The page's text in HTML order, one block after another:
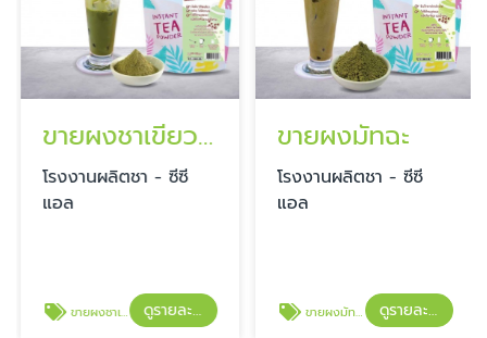
ขายผงชาเขียว สูตรมัทฉะ
โรงงานผลิตชา - ซีซี
แอล
ขายผงชาเขียว สูตรมัทฉะ ดูรายละเอียด
ขายผงมัทฉะ
โรงงานผลิตชา - ซีซี
แอล
ขายผงมัทฉะ ดูรายละเอียด